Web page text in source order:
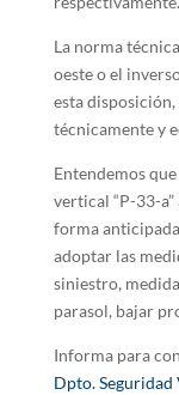
La norma
oeste o el
esta disposición,
técnicamente y
Entendemos
vertical “P-33-
forma
adoptar las
siniestro,
parasol, bajar
Informa para
Dpto. Seguridad